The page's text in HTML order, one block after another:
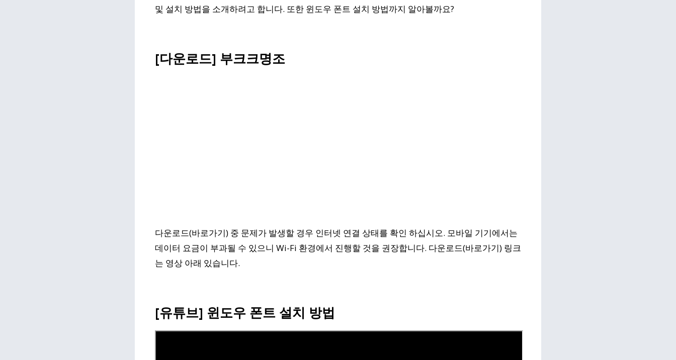
및 설치 방법을 소개하려고 합니다. 또한 윈도우 폰트 설치 방법까지 알아볼까요?
[다운로드] 부크크명조
다운로드(바로가기) 중 문제가 발생할 경우 인터넷 연결 상태를 확인 하십시오. 모바일 기기에서는
데이터 요금이 부과될 수 있으니 Wi-Fi 환경에서 진행할 것을 권장합니다. 다운로드(바로가기) 링크
는 영상 아래 있습니다.
[유튜브] 윈도우 폰트 설치 방법